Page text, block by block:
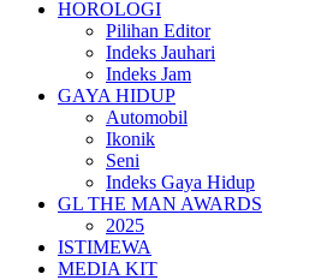
HOROLOGI
Pilihan Editor
Indeks Jauhari
Indeks Jam
GAYA HIDUP
Automobil
Ikonik
Seni
Indeks Gaya Hidup
GL THE MAN AWARDS
2025
ISTIMEWA
MEDIA KIT